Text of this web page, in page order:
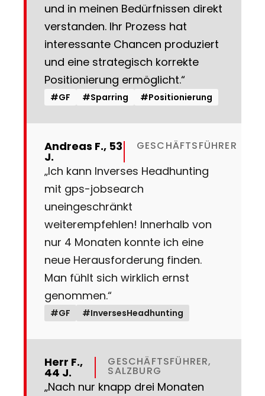
und in meinen Bedürfnissen direkt
verstanden. Ihr Prozess hat
interessante Chancen produziert
und eine strategisch korrekte
Positionierung ermöglicht.“
#GF #Sparring #Positionierung
Andreas F., 53
J.
GESCHÄFTSFÜHRER
„Ich kann Inverses Headhunting
mit gps-jobsearch
uneingeschränkt
weiterempfehlen! Innerhalb von
nur 4 Monaten konnte ich eine
neue Herausforderung finden.
Man fühlt sich wirklich ernst
genommen.“
#GF #InversesHeadhunting
Herr F.,
44 J.
GESCHÄFTSFÜHRER,
SALZBURG
„Nach nur knapp drei Monaten